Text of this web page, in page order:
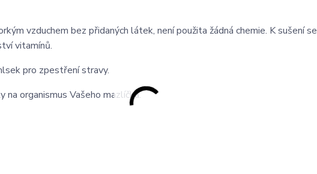
vzduchem bez přidaných látek, není použita žádná chemie. K sušení se
vitamínů.
pro zpestření stravy.
na organismus Vašeho mazlíčka.